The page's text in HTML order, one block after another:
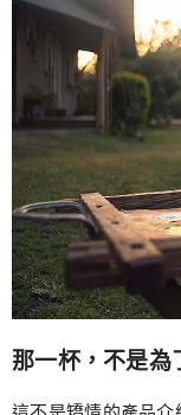
那一杯，不是為